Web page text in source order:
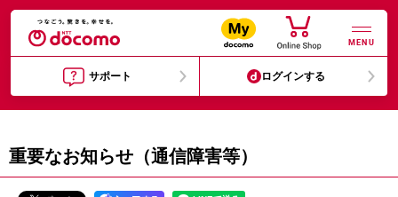
MENU
サポート ログインする
重要なお知らせ（通信障害等）